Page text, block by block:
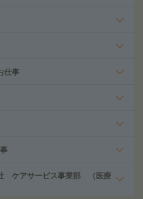
仕事
社 ケアサービス事業部 （医療